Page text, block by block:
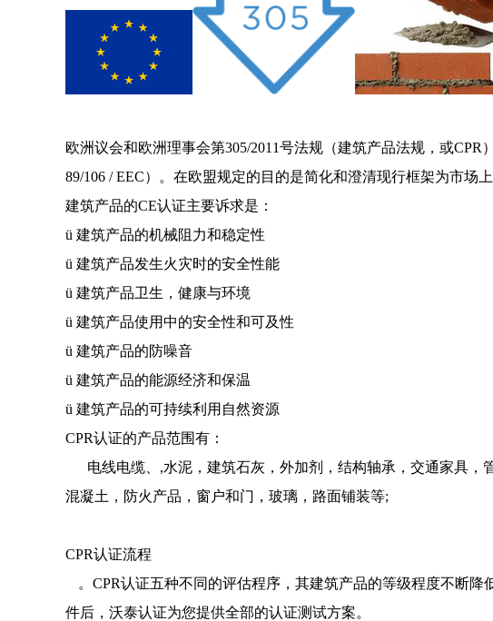
欧洲议会和欧洲理事会第305/2011号法规 （建筑产品法规，或CPR
89/106 / EEC）。在欧盟规定的目的是简化和澄清现行框架为市场上
建筑产品的CE认证主要诉求是 ：
ü 建筑产品的机械阻力和稳定性
ü 建筑产品发生火灾时的安全性能
ü 建筑产品卫生，健康与环境
ü 建筑产品使用中的安全性和可及性
ü 建筑产品的防噪音
ü 建筑产品的能源经济和保温
ü 建筑产品的可持续利用自然资源
CPR认证的产品范围有：
电线电缆、 ,水泥，建筑石灰，外加剂，结构轴承，交通家具，
混凝土，防火产品，窗户和门，玻璃，路面铺装等;
CPR认证流程
。 CPR认证五种不同的评估程序，其建筑产品的等级程度不断降
件后，沃泰认证为您提供全部的认证测试方案。